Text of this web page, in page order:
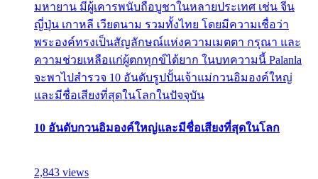
มหายาน มีผู้เคารพนับถือบูชาในหลายประเทศ เช่น จีน
ญี่ปุ่น เกาหลี เวียดนาม รวมทั้งไทย โดยมีความเชื่อว่า
พระองค์ทรงเป็นสัญลักษณ์แห่งความเมตตา กรุณา และ
ความช่วยเหลือแก่ผู้ตกทุกข์ได้ยาก ในบทความนี้ Palanla
จะพาไปสำรวจ 10 อันดับรูปปั้นเจ้าแม่กวนอิมองค์ใหญ่
และมีชื่อเสียงที่สุดในโลกในปัจจุบัน
10 อันดับกวนอิมองค์ใหญ่และมีชื่อเสียงที่สุดในโลก
2,843 views